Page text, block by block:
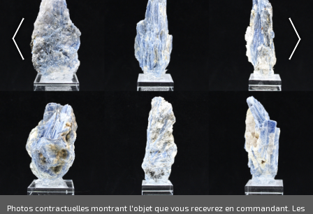
Photos contractuelles montrant l'objet que vous recevrez en commandant. Les